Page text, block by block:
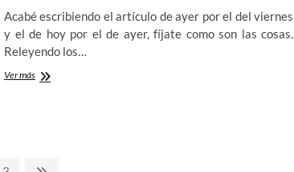
Acabé escribiendo el artículo de ayer por el del viernes
y el de hoy por el de ayer, fíjate como son las cosas.
Releyendo los…
Ver másLos